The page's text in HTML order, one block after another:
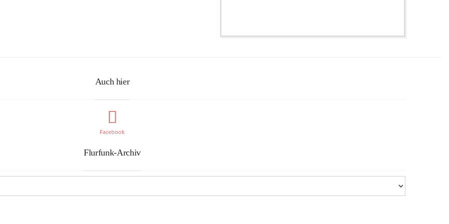
Auch hier
Facebook
Flurfunk-Archiv